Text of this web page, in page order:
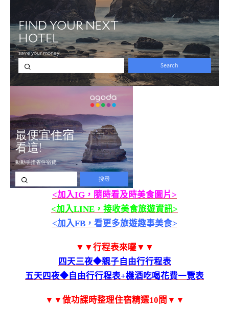
<加入IG，隨時看及時美食圖片>
<加入LINE，接收美食旅遊資訊>
<加入FB，看更多旅遊趣事美食>
▼▼行程表來囉▼▼
四天三夜◆親子自由行行程表
五天四夜◆自由行行程表+機酒吃喝花費一覽表
▼▼做功課時整理住宿精選10間▼▼